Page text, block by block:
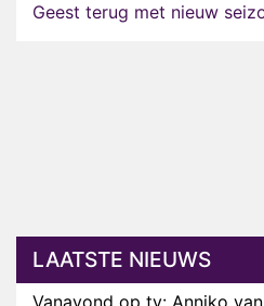
Geest terug met nieuw
LAATSTE NIEUWS